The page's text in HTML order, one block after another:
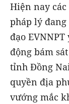
Hiện nay
pháp lý đang
đạo
động bám
tỉnh Đồng
quyền địa
vướng mắc